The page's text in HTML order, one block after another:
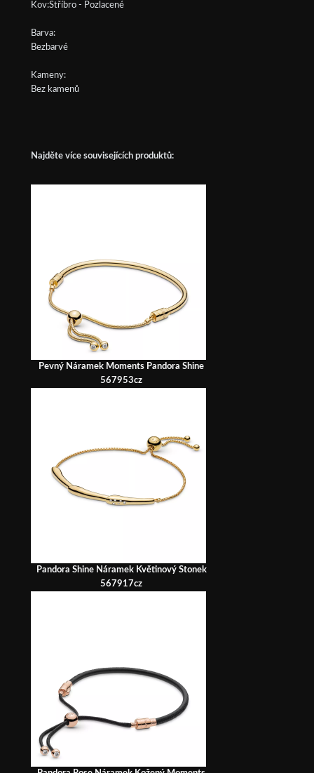
Kov:Stříbro - Pozlacené
Barva:
Bezbarvé
Kameny:
Bez kamenů
Najděte více souvisejících produktů:
Pevný Náramek Moments Pandora Shine
567953cz
Pandora Shine Náramek Květinový Stonek
567917cz